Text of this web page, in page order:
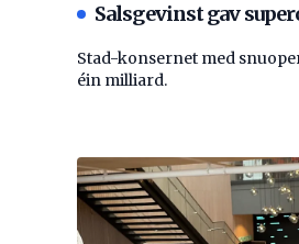
Salsgevinst gav
Stad-konsernet med
éin milliard.